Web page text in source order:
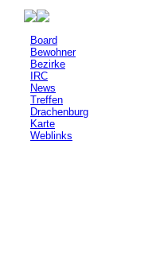
Board
Bewohner
Bezirke
IRC
News
Treffen
Drachenburg
Karte
Weblinks